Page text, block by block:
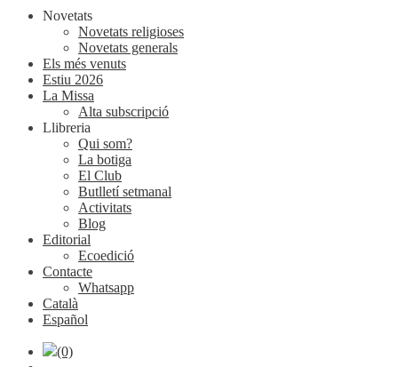
Novetats
Novetats religioses
Novetats generals
Els més venuts
Estiu 2026
La Missa
Alta subscripció
Llibreria
Qui som?
La botiga
El Club
Butlletí setmanal
Activitats
Blog
Editorial
Ecoedició
Contacte
Whatsapp
Català
Español
(0)